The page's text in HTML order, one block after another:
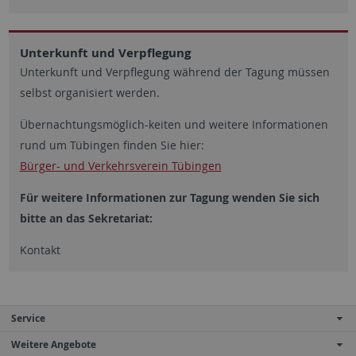
Unterkunft und Verpflegung
Unterkunft und Verpflegung während der Tagung müssen
selbst organisiert werden.
Übernachtungsmöglich-keiten und weitere Informationen
rund um Tübingen finden Sie hier:
Bürger- und Verkehrsverein Tübingen
Für weitere Informationen zur Tagung wenden Sie sich
bitte an das Sekretariat:
Kontakt
Service
Weitere Angebote